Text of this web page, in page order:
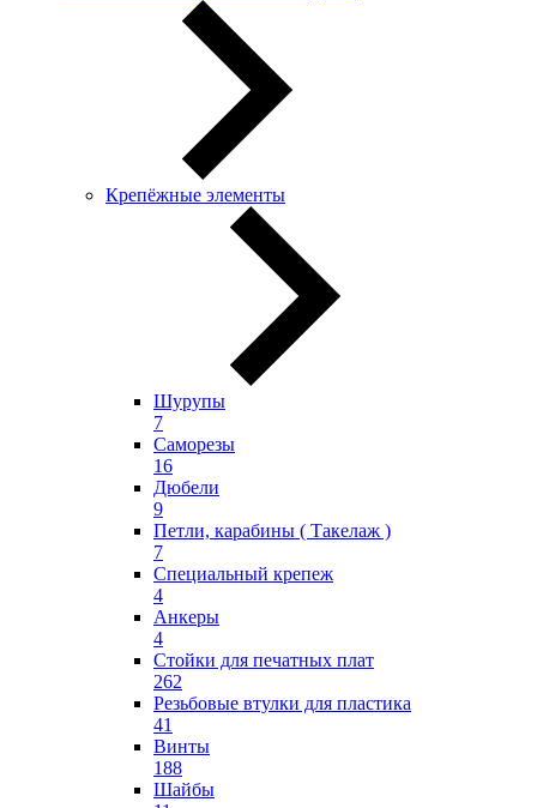
Крепёжные элементы
Шурупы
7
Саморезы
16
Дюбели
9
Петли, карабины ( Такелаж )
7
Специальный крепеж
4
Анкеры
4
Стойки для печатных плат
262
Резьбовые втулки для пластика
41
Винты
188
Шайбы